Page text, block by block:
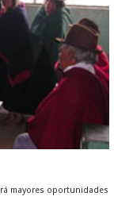
mayores oportunidades